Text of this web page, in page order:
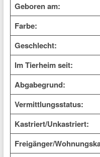
Geboren am:
Farbe:
Geschlecht:
Im Tierheim seit:
Abgabegrund:
Vermittlungsstatus:
Kastriert/Unkastriert:
Freigänger/